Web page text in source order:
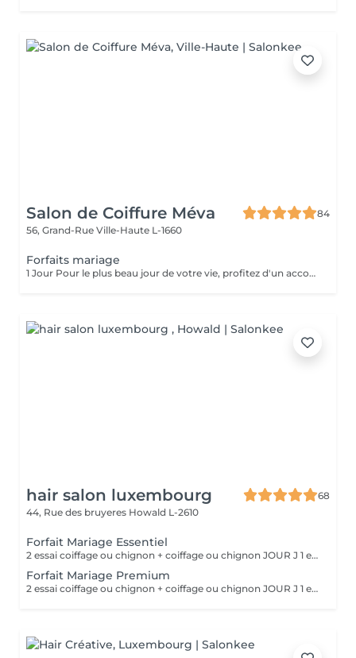
Salon de Coiffure Méva
84
56, Grand-Rue Ville-Haute L-1660
Forfaits mariage
1 Jour Pour le plus beau jour de votre vie, profitez d'un accompagnement sur-mesure. Notre forfait mariage comprend un essai coiffure afin de définir le style parfait, en harmonie avec votre robe et votre personnalité. Le jour J, nous réalisons une coiffure élégante et durable chignon raffiné, coiffure bohème, attaches romantiques ou brushing sophistiqué pour vous sublimer jusqu'au bout de la nuit. Sérénité, expertise et mise en beauté d'exception pour un moment inoubliable.
hair salon luxembourg
68
44, Rue des bruyeres Howald L-2610
Forfait Mariage Essentiel
2 essai coiffage ou chignon + coiffage ou chignon JOUR J 1 essai maquillage + maquillage JOUR J Une prestation de manucure en gel ° cadeaux offert
Forfait Mariage Premium
2 essai coiffage ou chignon + coiffage ou chignon JOUR J 1 essai maquillage + maquillage JOUR J Une prestation de manucure en gel au choix Une prestation de beauté des pieds en gel au choix ° Un massage relaxant ° Un cadeaux offert